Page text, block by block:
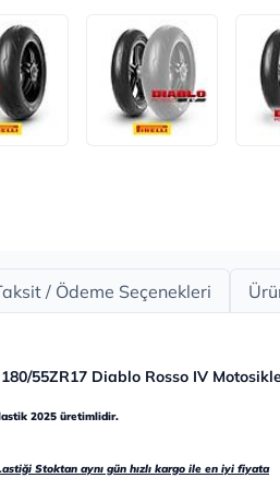
/ Ödeme Seçenekleri
55ZR17 Diablo Rosso IV
2025 üretimlidir.
Stoktan aynı gün hızlı kargo ile en iyi fiyata